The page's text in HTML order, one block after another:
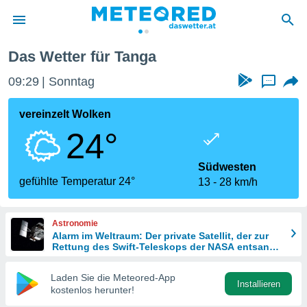
wurde
dass
sind.
diese
Das Wetter für Tanga
09:29 Sonntag ...
vereinzelt Wolken
24°
gefühlte Temperatur 24°
Südwesten
13
28 km/h
Astronomie
Alarm im Weltraum: Der private Satellit, der zur
Rettung des Swift-Teleskops der NASA entsandt
Laden Sie die Meteored-App
kostenlos herunter!
Installieren